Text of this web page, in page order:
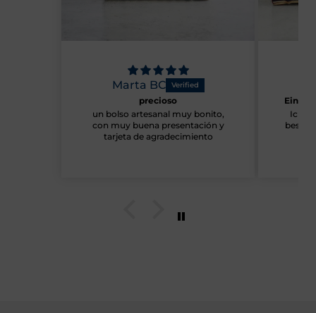
un bolso artesanal muy bonito,
con muy buena presentación y
tarjeta de agradecimiento
Eine empfehlenswerte
Ich bin sehr zufrieden mit
bestellten Produkt. Die